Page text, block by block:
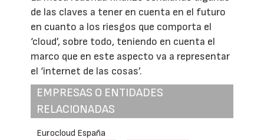
de las claves a tener en cuenta en el futuro
en cuanto a los riesgos que comporta el
‘cloud’, sobre todo, teniendo en cuenta el
marco que en este aspecto va a representar
el ‘internet de las cosas’.
EMPRESAS O ENTIDADES
RELACIONADAS
Eurocloud España